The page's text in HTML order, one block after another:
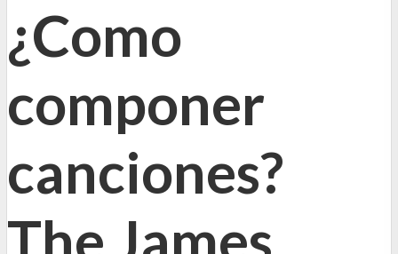
¿Como
componer
canciones?